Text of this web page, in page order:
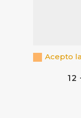
Acepto
12